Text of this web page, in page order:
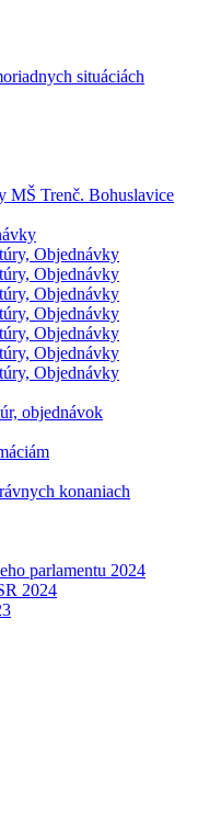
situáciách
MŠ Trenč. Bohuslavice
Objednávky
Objednávky
Objednávky
Objednávky
Objednávky
Objednávky
Objednávky
objednávok
konaniach
parlamentu 2024
2024